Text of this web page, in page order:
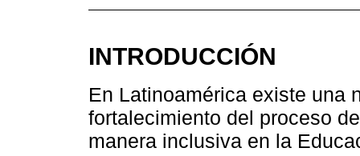
INTRODUCCIÓN
En Latinoamérica existe una
fortalecimiento del proceso
manera inclusiva en la